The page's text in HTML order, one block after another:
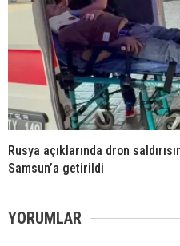
Rusya açıklarında dron
Samsun’a getirildi
YORUMLAR